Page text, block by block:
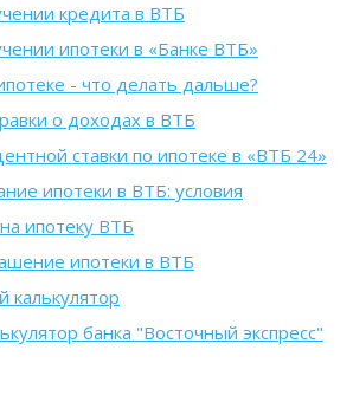
кредита в ВТБ
ипотеки в «Банке ВТБ»
- что делать дальше?
о доходах в ВТБ
ставки по ипотеке в «ВТБ 24»
ипотеки в ВТБ: условия
ипотеку ВТБ
ипотеки в ВТБ
калькулятор
банка "Восточный экспресс"